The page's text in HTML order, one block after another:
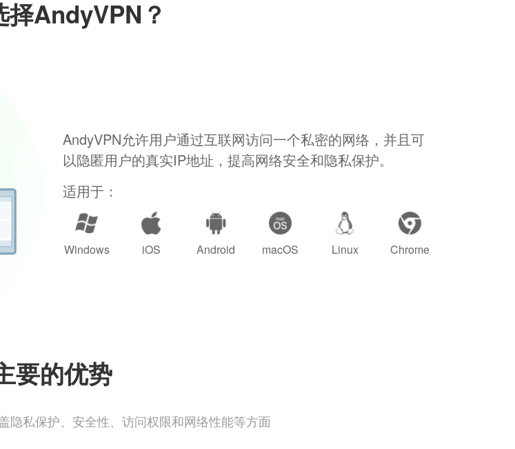
择AndyVPN？
AndyVPN允许用户通过互联网访问一个私密的网络，并且可
以隐匿用户的真实IP地址，提高网络安全和隐私保护。
适用于：
Windows iOS Android macOS Linux Chrome
要的优势
隐私保护、安全性、访问权限和网络性能等方面